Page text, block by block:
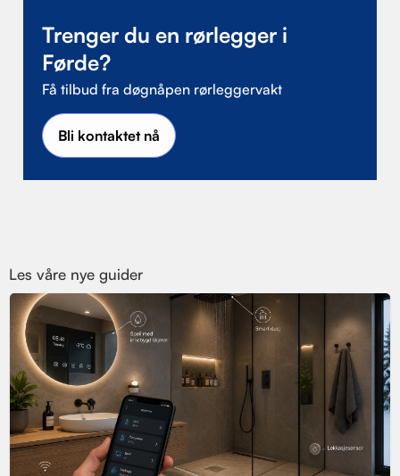
Trenger du en rørlegger i
Førde?
Få tilbud fra døgnåpen rørleggervakt
Bli kontaktet nå
Les våre nye guider